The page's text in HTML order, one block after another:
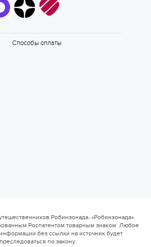
Классик (домики)
Способы оплаты
Робинзонада. «Робинзонада»
Роспатентом товарным знаком. Любое
без ссылки на источник будет
преследоваться по закону.